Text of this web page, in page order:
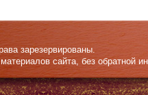
зарезервированы.
сайта, без обратной